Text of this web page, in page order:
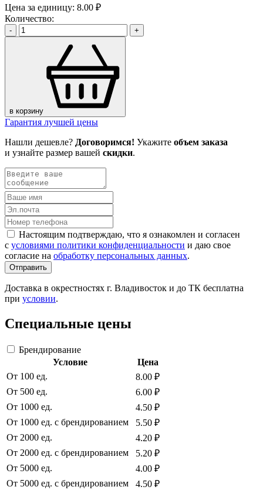
Цена за единицу: 8.00 ₽
Количество:
- +
в корзину
Гарантия лучшей цены
Нашли дешевле? Договоримся! Укажите объем заказа
и узнайте размер вашей скидки.
Настоящим подтверждаю, что я ознакомлен и согласен
с условиями политики конфиденциальности и даю свое
согласие на обработку персональных данных.
Отправить
Доставка в окрестностях г. Владивосток и до ТК бесплатна
при условии.
Специальные цены
Брендирование
Условие
Цена
От 100 ед.
8.00 ₽
От 500 ед.
6.00 ₽
От 1000 ед.
4.50 ₽
От 1000 ед. с брендированием
5.50 ₽
От 2000 ед.
4.20 ₽
От 2000 ед. с брендированием
5.20 ₽
От 5000 ед.
4.00 ₽
От 5000 ед. с брендированием
4.50 ₽